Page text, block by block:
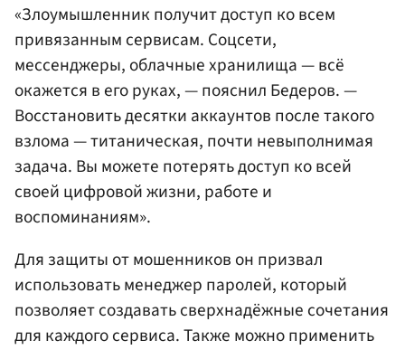
«Злоумышленник получит доступ ко всем
привязанным сервисам. Соцсети,
мессенджеры, облачные хранилища — всё
окажется в его руках, — пояснил Бедеров. —
Восстановить десятки аккаунтов после такого
взлома — титаническая, почти невыполнимая
задача. Вы можете потерять доступ ко всей
своей цифровой жизни, работе и
воспоминаниям».
Для защиты от мошенников он призвал
использовать менеджер паролей, который
позволяет создавать сверхнадёжные сочетания
для каждого сервиса. Также можно применить